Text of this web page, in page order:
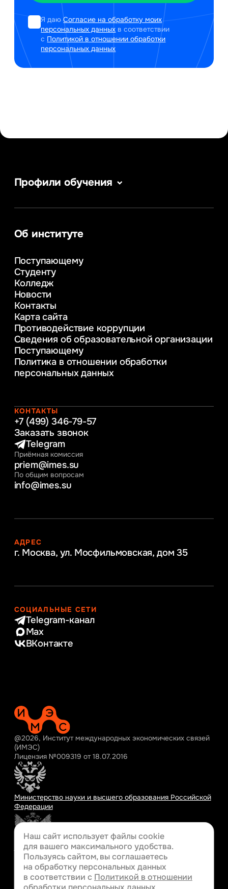
Я даюСогласие на обработку моих
персональных данных в соответствии
с Политикой в отношении обработки
персональных данных
Профили обучения
Сервис в сфере туризма и гостеприимства
аналитика
Управление в сфере коммерческой
Психолого-педагогическое
консультирование и медиация
в образовании
Веб-дизайн
Управление инновационным развитием
предприятия
Уголовное право
Информационные технологии в бизнесе
Информационное и программное
обеспечение бизнес процессов
Управление человеческими ресурсами
Интернет-маркетинг
Об институте
Поступающему
Студенту
Колледж
Новости
Контакты
Карта сайта
Противодействие коррупции
Сведения об образовательной организации
Поступающему
Политика в отношении обработки
персональных данных
КОНТАКТЫ
+7 (499) 346-79-57
Заказать звонок
Telegram
Приёмная комиссия
priem@imes.su
По общим вопросам
info@imes.su
АДРЕС
г. Москва, ул. Мосфильмовская, дом 35
СОЦИАЛЬНЫЕ СЕТИ
Telegram-канал
Max
ВКонтакте
@2026, Институт международных экономических связей
(ИМЭС)
Лицензия №009319 от 18.07.2016
Министерство науки и высшего образования Российской
Федерации
Министерство просвещения Российской Федерации
Наш сайт использует файлы cookie
для вашего максимального удобства.
Пользуясь сайтом, вы соглашаетесь
на обработку персональных данных
в соответствии с Политикой в отношении